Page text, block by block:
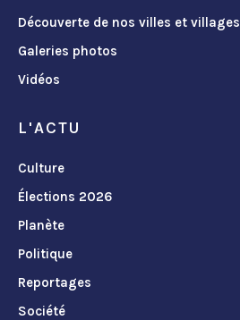
Découverte de nos villes et villages
Galeries photos
Vidéos
L'ACTU
Culture
Élections 2026
Planète
Politique
Reportages
Société